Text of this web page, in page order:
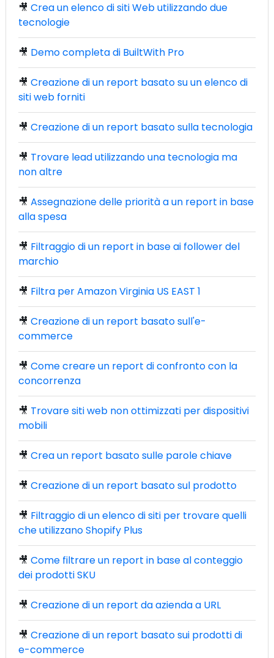
🎥 Crea un elenco di siti Web utilizzando due
tecnologie
🎥 Demo completa di BuiltWith Pro
🎥 Creazione di un report basato su un elenco di
siti web forniti
🎥 Creazione di un report basato sulla tecnologia
🎥 Trovare lead utilizzando una tecnologia ma
non altre
🎥 Assegnazione delle priorità a un report in base
alla spesa
🎥 Filtraggio di un report in base ai follower del
marchio
🎥 Filtra per Amazon Virginia US EAST 1
🎥 Creazione di un report basato sull'e-
commerce
🎥 Come creare un report di confronto con la
concorrenza
🎥 Trovare siti web non ottimizzati per dispositivi
mobili
🎥 Crea un report basato sulle parole chiave
🎥 Creazione di un report basato sul prodotto
🎥 Filtraggio di un elenco di siti per trovare quelli
che utilizzano Shopify Plus
🎥 Come filtrare un report in base al conteggio
dei prodotti SKU
🎥 Creazione di un report da azienda a URL
🎥 Creazione di un report basato sui prodotti di
e-commerce